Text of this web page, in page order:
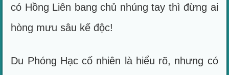
có Hồng Liên bang chủ nhúng tay thì đừng ai
hòng mưu sâu kế độc!
Du Phóng Hạc cố nhiên là hiểu rõ, nhưng có